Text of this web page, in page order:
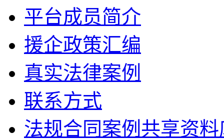
平台成员简介
援企政策汇编
真实法律案例
联系方式
法规合同案例共享资料